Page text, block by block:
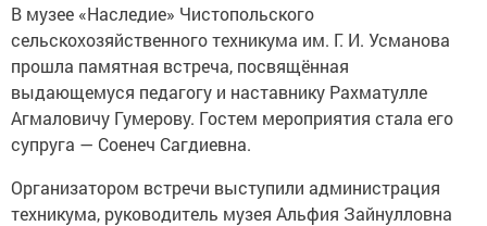
В музее «Наследие» Чистопольского
сельскохозяйственного техникума им. Г. И. Усманова
прошла памятная встреча, посвящённая
выдающемуся педагогу и наставнику Рахматулле
Агмаловичу Гумерову. Гостем мероприятия стала его
супруга — Соенеч Сагдиевна.
Организатором встречи выступили администрация
техникума, руководитель музея Альфия Зайнулловна